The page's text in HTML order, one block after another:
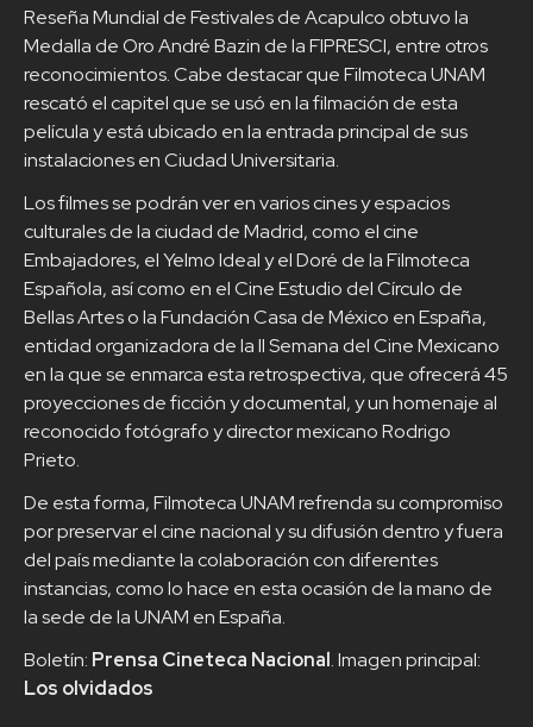
Reseña Mundial de Festivales de Acapulco obtuvo la
Medalla de Oro André Bazin de la FIPRESCI, entre otros
reconocimientos. Cabe destacar que Filmoteca UNAM
rescató el capitel que se usó en la filmación de esta
película y está ubicado en la entrada principal de sus
instalaciones en Ciudad Universitaria.
Los filmes se podrán ver en varios cines y espacios
culturales de la ciudad de Madrid, como el cine
Embajadores, el Yelmo Ideal y el Doré de la Filmoteca
Española, así como en el Cine Estudio del Círculo de
Bellas Artes o la Fundación Casa de México en España,
entidad organizadora de la II Semana del Cine Mexicano
en la que se enmarca esta retrospectiva, que ofrecerá 45
proyecciones de ficción y documental, y un homenaje al
reconocido fotógrafo y director mexicano Rodrigo
Prieto.
De esta forma, Filmoteca UNAM refrenda su compromiso
por preservar el cine nacional y su difusión dentro y fuera
del país mediante la colaboración con diferentes
instancias, como lo hace en esta ocasión de la mano de
la sede de la UNAM en España.
Boletín: Prensa Cineteca Nacional. Imagen principal:
Los olvidados